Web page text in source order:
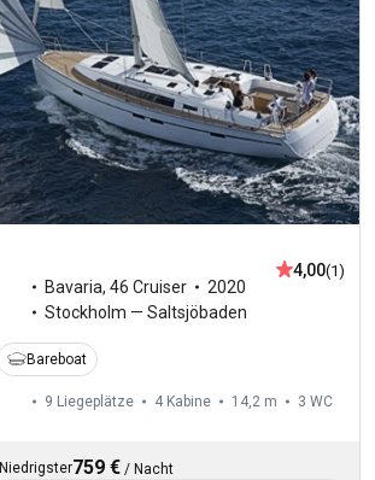
Bavaria,46 Cruiser
2020
Stockholm — Saltsjöbaden
4,00(1)
Bareboat
9 Liegeplätze 4 Kabine 14,2 m 3 WC
Niedrigster759 € / Nacht